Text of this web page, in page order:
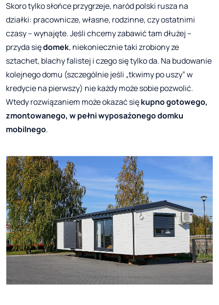
Skoro tylko słońce przygrzeje, naród polski rusza na
działki: pracownicze, własne, rodzinne, czy ostatnimi
czasy – wynajęte. Jeśli chcemy zabawić tam dłużej –
przyda siędomek, niekoniecznie taki zrobiony ze
sztachet, blachy falistej i czego się tylko da. Na budowanie
kolejnego domu (szczególnie jeśli „tkwimy po uszy” w
kredycie na pierwszy) nie każdy może sobie pozwolić.
Wtedy rozwiązaniem może okazać siękupno gotowego,
zmontowanego, w pełni wyposażonego domku
mobilnego.